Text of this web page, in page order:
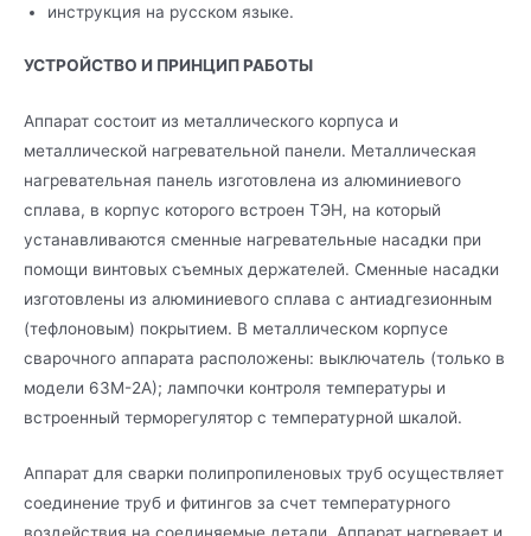
инструкция на русском языке.
УСТРОЙСТВО И ПРИНЦИП РАБОТЫ
Аппарат состоит из металлического корпуса и
металлической нагревательной панели. Металлическая
нагревательная панель изготовлена из алюминиевого
сплава, в корпус которого встроен ТЭН, на который
устанавливаются сменные нагревательные насадки при
помощи винтовых съемных держателей. Сменные насадки
изготовлены из алюминиевого сплава с антиадгезионным
(тефлоновым) покрытием. В металлическом корпусе
сварочного аппарата расположены: выключатель (только в
модели 63М-2А); лампочки контроля температуры и
встроенный терморегулятор с температурной шкалой.
Аппарат для сварки полипропиленовых труб осуществляет
соединение труб и фитингов за счет температурного